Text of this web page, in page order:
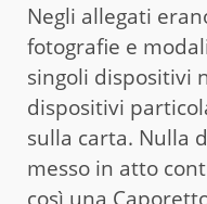
Negli allegati
fotografie e
singoli dispositivi
dispositivi
sulla carta. Nulla
messo in atto
così una